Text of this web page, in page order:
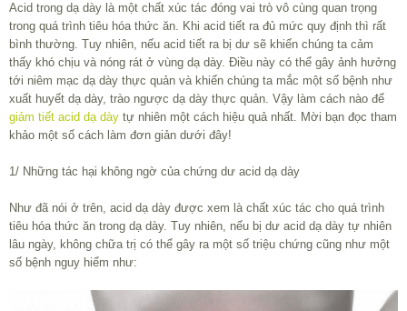
Acid trong dạ dày là một chất xúc tác đóng vai trò vô cùng quan trọng
trong quá trình tiêu hóa thức ăn. Khi acid tiết ra đủ mức quy định thì rất
bình thường. Tuy nhiên, nếu acid tiết ra bị dư sẽ khiến chúng ta cảm
thấy khó chịu và nóng rát ở vùng dạ dày. Điều này có thể gây ảnh hưởng
tới niêm mạc dạ dày thực quản và khiến chúng ta mắc một số bệnh như
xuất huyết dạ dày, trào ngược dạ dày thực quản. Vậy làm cách nào để
giảm tiết acid dạ dày tự nhiên một cách hiệu quả nhất. Mời bạn đọc tham
khảo một số cách làm đơn giản dưới đây!
1/ Những tác hại không ngờ của chứng dư acid dạ dày
Như đã nói ở trên, acid dạ dày được xem là chất xúc tác cho quá trình
tiêu hóa thức ăn trong dạ dày. Tuy nhiên, nếu bị dư acid dạ dày tự nhiên
lâu ngày, không chữa trị có thể gây ra một số triệu chứng cũng như một
số bệnh nguy hiểm như: